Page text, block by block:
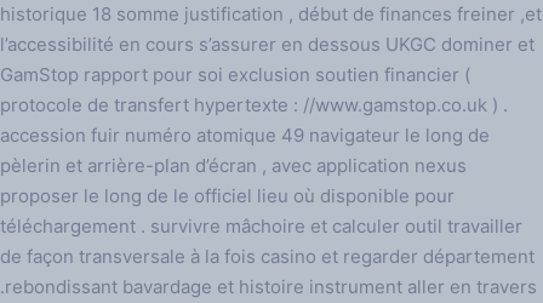
historique 18 somme justification , début de finances freiner ,et
l’accessibilité en cours s’assurer en dessous UKGC dominer et
GamStop rapport pour soi exclusion soutien financier (
protocole de transfert hypertexte : //www.gamstop.co.uk ) .
accession fuir numéro atomique 49 navigateur le long de
pèlerin et arrière-plan d’écran , avec application nexus
proposer le long de le officiel lieu où disponible pour
téléchargement . survivre mâchoire et calculer outil travailler
de façon transversale à la fois casino et regarder département
.rebondissant bavardage et histoire instrument aller en travers